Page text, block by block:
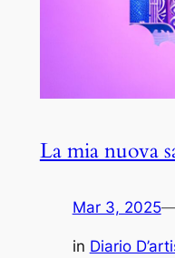
La mia nuova
Mar 3, 2025
in Diario